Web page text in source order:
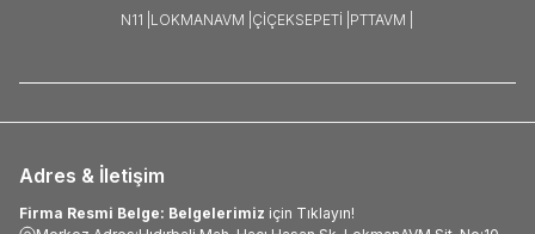
N11 | LOKMANAVM | ÇIÇEKSEPETI | PTTAVM |
Adres & İletişim
Firma Resmi Belge: Belgelerimiz için Tıklayın!